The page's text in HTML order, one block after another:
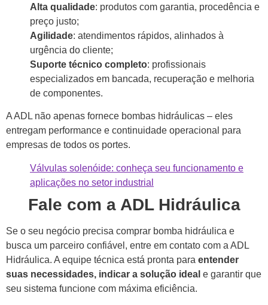
Alta qualidade: produtos com garantia, procedência e
preço justo;
Agilidade: atendimentos rápidos, alinhados à
urgência do cliente;
Suporte técnico completo: profissionais
especializados em bancada, recuperação e melhoria
de componentes.
A ADL não apenas fornece bombas hidráulicas – eles
entregam performance e continuidade operacional para
empresas de todos os portes.
Válvulas solenóide: conheça seu funcionamento e
aplicações no setor industrial
Fale com a ADL Hidráulica
Se o seu negócio precisa comprar bomba hidráulica e
busca um parceiro confiável, entre em contato com a ADL
Hidráulica. A equipe técnica está pronta para entender
suas necessidades, indicar a solução ideal e garantir que
seu sistema funcione com máxima eficiência.